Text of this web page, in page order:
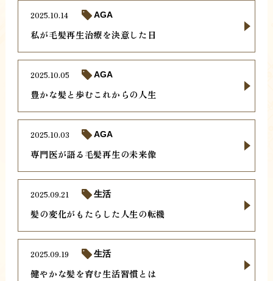
私が毛髪再生治療を決意した日
2025.10.14 AGA
豊かな髪と歩むこれからの人生
2025.10.05 AGA
専門医が語る毛髪再生の未来像
2025.10.03 AGA
髪の変化がもたらした人生の転機
2025.09.21 生活
健やかな髪を育む生活習慣とは
2025.09.19 生活